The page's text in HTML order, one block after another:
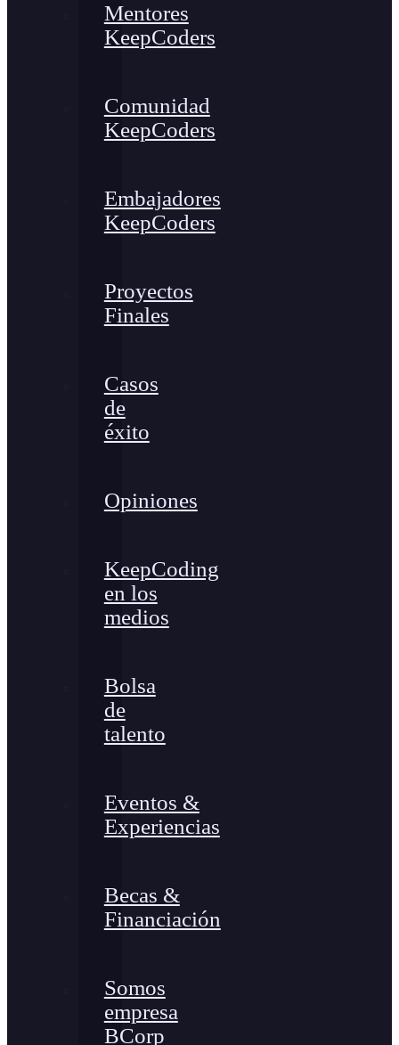
Mentores
KeepCoders
Comunidad
KeepCoders
Embajadores
KeepCoders
Proyectos
Finales
Casos
de
éxito
Opiniones
KeepCoding
en los
medios
Bolsa
de
talento
Eventos &
Experiencias
Becas &
Financiación
Somos
empresa
BCorp